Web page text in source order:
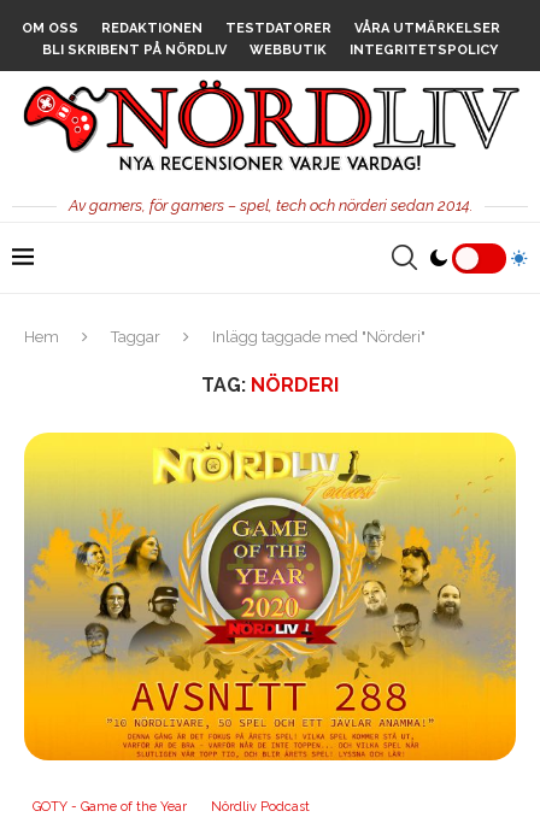
OM OSS REDAKTIONEN TESTDATORER
VÅRA UTMÄRKELSER
BLI SKRIBENT PÅ NÖRDLIV
WEBBUTIK INTEGRITETSPOLICY
Av gamers, för gamers – spel, tech och nörderi sedan 2014.
Hem Taggar Inlägg taggade med "Nörderi"
TAG: NÖRDERI
GOTY - Game of the Year Nördliv Podcast